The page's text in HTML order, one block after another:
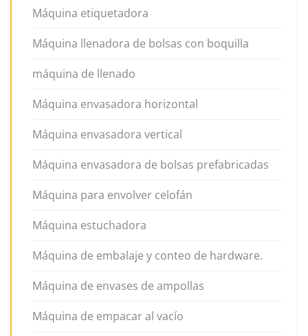
Máquina etiquetadora
Máquina llenadora de bolsas con boquilla
máquina de llenado
Máquina envasadora horizontal
Máquina envasadora vertical
Máquina envasadora de bolsas prefabricadas
Máquina para envolver celofán
Máquina estuchadora
Máquina de embalaje y conteo de hardware.
Máquina de envases de ampollas
Máquina de empacar al vacío